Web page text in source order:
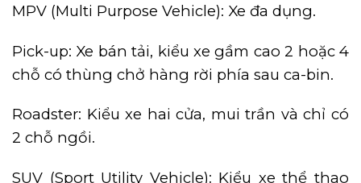
MPV (Multi Purpose Vehicle): Xe đa dụng.
Pick-up: Xe bán tải, kiểu xe gầm cao 2 hoặc 4
chỗ có thùng chở hàng rời phía sau ca-bin.
Roadster: Kiểu xe hai cửa, mui trần và chỉ có
2 chỗ ngồi.
SUV (Sport Utility Vehicle): Kiểu xe thể thao